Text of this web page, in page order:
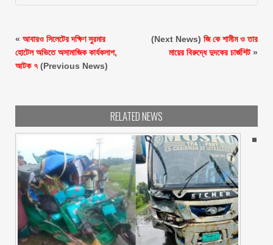
« আবারও সিলেটের দক্ষিণ সুরমার
হোটেল অভিতে অসামাজিক কার্যকলাপ,
আটক ৭ (Previous News)
(Next News) জি কে শামীম ও তার
মায়ের বিরুদ্ধে দুদকের চার্জশিট»
RELATED NEWS